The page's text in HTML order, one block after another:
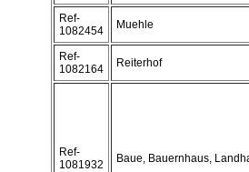
Ref-
1082454
Muehle
Ref-
1082164
Reiterhof
Ref-
1081932
Baue, Bauernhaus,